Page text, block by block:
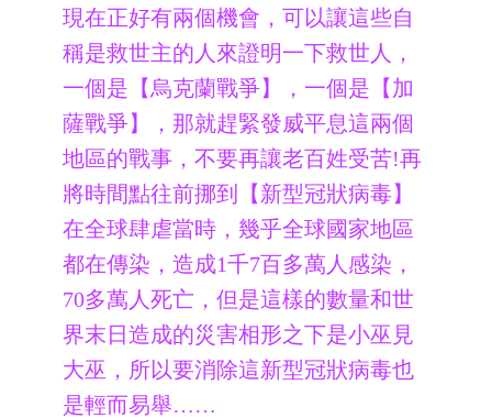
現在正好有兩個機會，可以讓這些自
稱是救世主的人來證明一下救世人，
一個是【烏克蘭戰爭】，一個是【加
薩戰爭】，那就趕緊發威平息這兩個
地區的戰事，不要再讓老百姓受苦!再
將時間點往前挪到【新型冠狀病毒】
在全球肆虐當時，幾乎全球國家地區
都在傳染，造成1千7百多萬人感染，
70多萬人死亡，但是這樣的數量和世
界末日造成的災害相形之下是小巫見
大巫，所以要消除這新型冠狀病毒也
是輕而易舉……